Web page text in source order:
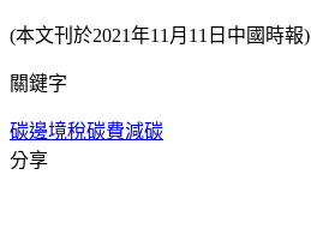
(本文刊於2021年11月11日中國時報)
關鍵字
碳邊境稅碳費減碳
分享